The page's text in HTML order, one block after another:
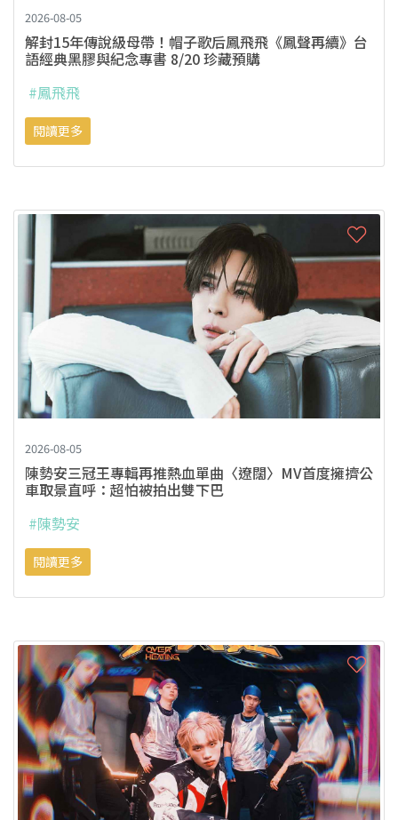
2026-08-05
解封15年傳說級母帶！帽子歌后鳳飛飛《鳳聲再續》台
語經典黑膠與紀念專書 8/20 珍藏預購
#鳳飛飛
閱讀更多
2026-08-05
陳勢安三冠王專輯再推熱血單曲〈遼闊〉MV首度擁擠公
車取景直呼：超怕被拍出雙下巴
#陳勢安
閱讀更多